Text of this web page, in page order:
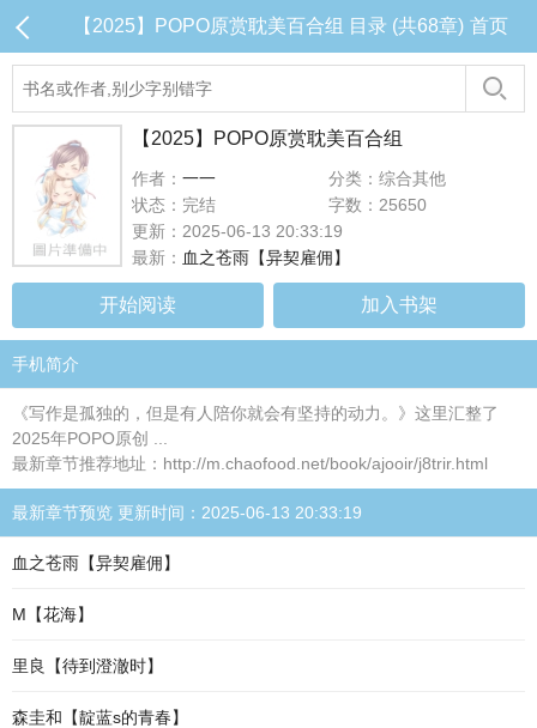
【2025】POPO原赏耽美百合组 目录 (共68章) 首页
【2025】POPO原赏耽美百合组
作者： 一一
分类：综合其他
状态：完结
字数：25650
更新：2025-06-13 20:33:19
最新： 血之苍雨【异契雇佣】
开始阅读 加入书架
手机简介
《写作是孤独的，但是有人陪你就会有坚持的动力。》这里汇整了
2025年POPO原创 ...
最新章节推荐地址：http://m.chaofood.net/book/ajooir/j8trir.html
最新章节预览 更新时间：2025-06-13 20:33:19
血之苍雨【异契雇佣】
M【花海】
里良【待到澄澈时】
森圭和【靛蓝s的青春】